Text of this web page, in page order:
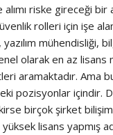
riske gireceği bir
rolleri için işe
mühendisliği,
olarak en az lisans
aramaktadır. Ama
pozisyonlar içindir.
birçok şirket
lisans yapmış